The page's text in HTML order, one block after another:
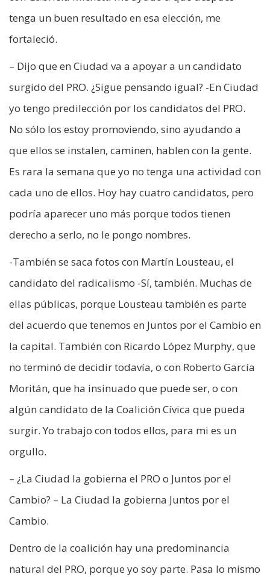
tenga un buen resultado en esa elección, me
fortaleció.
– Dijo que en Ciudad va a apoyar a un candidato
surgido del PRO. ¿Sigue pensando igual? -En Ciudad
yo tengo predilección por los candidatos del PRO.
No sólo los estoy promoviendo, sino ayudando a
que ellos se instalen, caminen, hablen con la gente.
Es rara la semana que yo no tenga una actividad con
cada uno de ellos. Hoy hay cuatro candidatos, pero
podría aparecer uno más porque todos tienen
derecho a serlo, no le pongo nombres.
-También se saca fotos con Martín Lousteau, el
candidato del radicalismo -Sí, también. Muchas de
ellas públicas, porque Lousteau también es parte
del acuerdo que tenemos en Juntos por el Cambio en
la capital. También con Ricardo López Murphy, que
no terminó de decidir todavía, o con Roberto García
Moritán, que ha insinuado que puede ser, o con
algún candidato de la Coalición Cívica que pueda
surgir. Yo trabajo con todos ellos, para mi es un
orgullo.
– ¿La Ciudad la gobierna el PRO o Juntos por el
Cambio? – La Ciudad la gobierna Juntos por el
Cambio.
Dentro de la coalición hay una predominancia
natural del PRO, porque yo soy parte. Pasa lo mismo